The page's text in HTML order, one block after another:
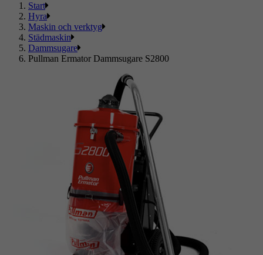
Start
Hyra
Maskin och verktyg
Städmaskin
Dammsugare
Pullman Ermator Dammsugare S2800